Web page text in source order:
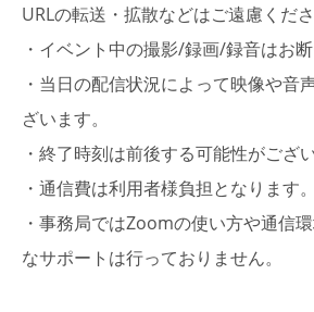
URLの転送・拡散などはご遠慮くださ
・イベント中の撮影/録画/録音はお断
・当日の配信状況によって映像や音
ざいます。
・終了時刻は前後する可能性がござい
・通信費は利用者様負担となります。
・事務局ではZoomの使い⽅や通信
なサポートは⾏っておりません。